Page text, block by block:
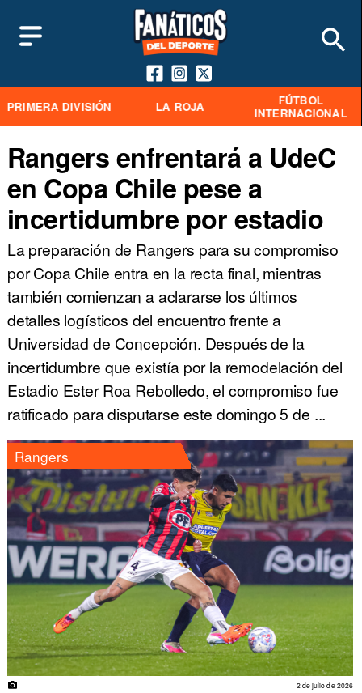
PRIMERA DIVISIÓN LA ROJA
FÚTBOL
INTERNACIONAL
Rangers enfrentará a UdeC
en Copa Chile pese a
incertidumbre por estadio
La preparación de Rangers para su compromiso
por Copa Chile entra en la recta final, mientras
también comienzan a aclararse los últimos
detalles logísticos del encuentro frente a
Universidad de Concepción. Después de la
incertidumbre que existía por la remodelación del
Estadio Ester Roa Rebolledo, el compromiso fue
ratificado para disputarse este domingo 5 de ...
Rangers
2 de julio de 2026